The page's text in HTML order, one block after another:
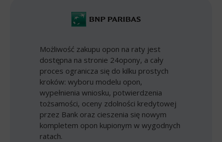
Możliwość zakupu opon na raty jest
dostępna na stronie 24opony, a cały
proces ogranicza się do kilku prostych
kroków: wyboru modelu opon,
wypełnienia wniosku, potwierdzenia
tożsamości, oceny zdolności kredytowej
przez Bank oraz cieszenia się nowym
kompletem opon kupionym w wygodnych
ratach.